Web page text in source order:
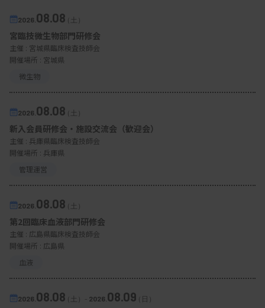
2026. 08.08（土）
宮臨技微生物部門研修会
主催 : 宮城県臨床検査技師会
開催場所 : 宮城県
微生物
2026. 08.08（土）
新入会員研修会・施設交流会（歓迎会）
主催 : 兵庫県臨床検査技師会
開催場所 : 兵庫県
管理運営
2026. 08.08（土）
第2回臨床血液部門研修会
主催 : 広島県臨床検査技師会
開催場所 : 広島県
血液
2026. 08.08（土） - 2026. 08.09（日）